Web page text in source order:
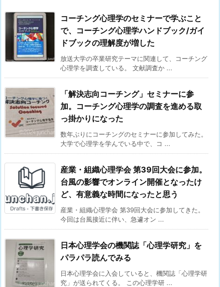
コーチング心理学のセミナーで学ぶこと
で、コーチング心理学ハンドブック/ガイ
ドブックの理解度が増した
放送大学の卒業研究テーマに関連して、コーチング
心理学を調査している。 文献調査か ...
「解決志向コーチング」セミナーに参
加。コーチング心理学の調査を進める取
っ掛かりになった
数年ぶりにコーチングのセミナーに参加してみた。
大学で心理学を学んでいる中で、コ ...
産業・組織心理学会 第39回大会に参加。
台風の影響でオンライン開催となったけ
ど、有意義な時間になったと思う
産業・組織心理学会 第39回大会に参加してきた。
今回は台風接近に伴い、急遽オン ...
日本心理学会の機関誌「心理学研究」を
パラパラ読んでみる
日本心理学会に入会していると、機関誌「心理学研
究」が送られてくる。 この心理学研 ...